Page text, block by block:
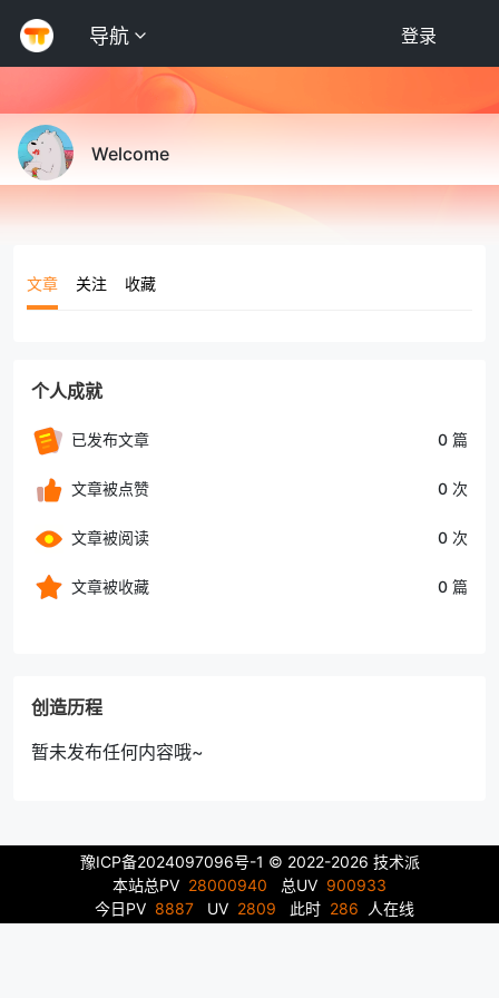
导航 登录
Welcome
文章 关注 收藏
个人成就
已发布文章 0 篇
文章被点赞 0 次
文章被阅读 0 次
文章被收藏 0 篇
创造历程
暂未发布任何内容哦~
豫ICP备2024097096号-1 © 2022-2026 技术派
本站总PV 28000940 总UV 900933
今日PV 8887UV 2809 此时 286 人在线